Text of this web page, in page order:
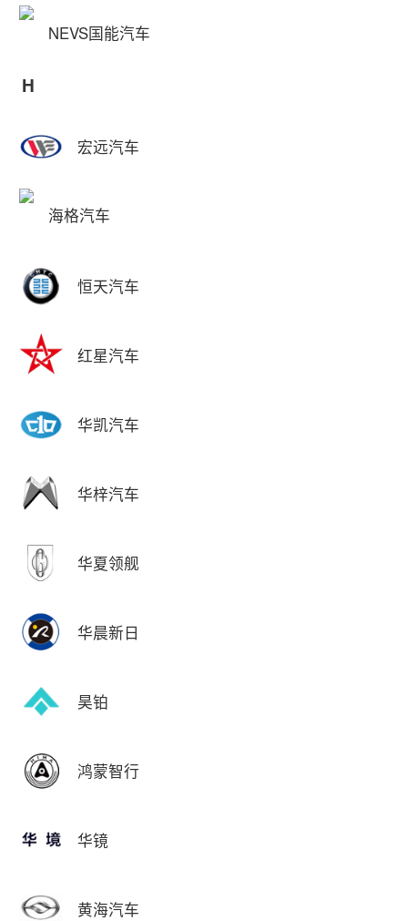
NEVS国能汽车
H
宏远汽车
海格汽车
恒天汽车
红星汽车
华凯汽车
华梓汽车
华夏领舰
华晨新日
昊铂
鸿蒙智行
华镜
黄海汽车